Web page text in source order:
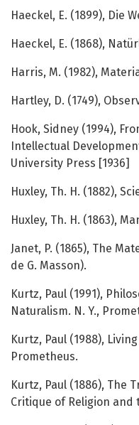
Haeckel, E. (1899), Die
Haeckel, E. (1868),
Harris, M. (1982),
Hartley, D. (1749),
Hook, Sidney (1994),
Intellectual
University Press [1936]
Huxley, Th. H. (1882),
Huxley, Th. H. (1863),
Janet, P. (1865), The
de G. Masson).
Kurtz, Paul (1991),
Naturalism. N. Y.,
Kurtz, Paul (1988),
Prometheus.
Kurtz, Paul (1886), The
Critique of Religion and